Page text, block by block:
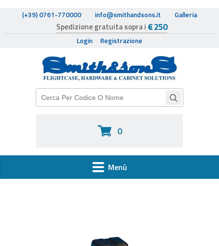
(+39) 0761-770000 info@smithandsons.it Galleria
Spedizione gratuita sopra i € 250
Login Registrazione
0
Menù
SPEAKER HARDWARE & AUDIO